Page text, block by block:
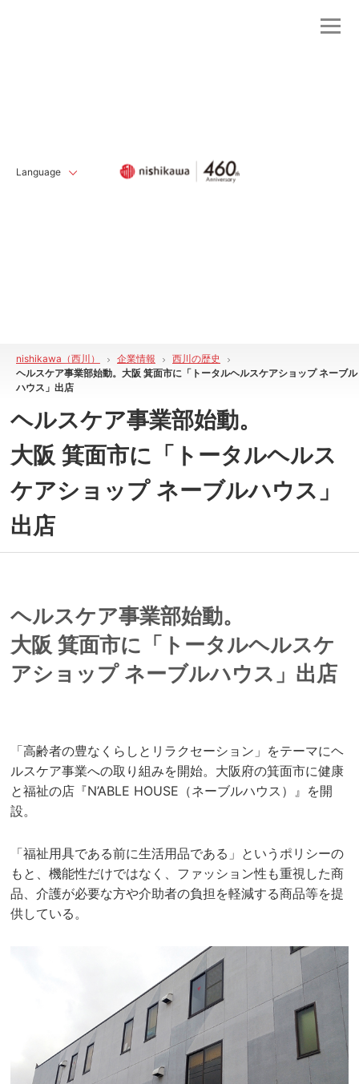
Language
nishikawa（西川） 企業情報
西川の歴史
ヘルスケア事業部始動。大阪 箕面市に「トータルヘルスケアショップ ネーブル
ハウス」出店
ヘルスケア事業部始動。
大阪 箕面市に「トータルヘルス
ケアショップ ネーブルハウス」
出店
ヘルスケア事業部始動。
大阪 箕面市に「トータルヘルスケ
アショップ ネーブルハウス」出店
「高齢者の豊なくらしとリラクセーション」をテーマにヘ
ルスケア事業への取り組みを開始。大阪府の箕面市に健康
と福祉の店『N’ABLE HOUSE（ネーブルハウス）』を開
設。
「福祉用具である前に生活用品である」というポリシーの
もと、機能性だけではなく、ファッション性も重視した商
品、介護が必要な方や介助者の負担を軽減する商品等を提
供している。